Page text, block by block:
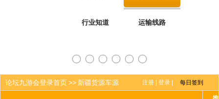
行业知道 运输线路
论坛九游会登录首页>> 新疆货源车源 注册 登录